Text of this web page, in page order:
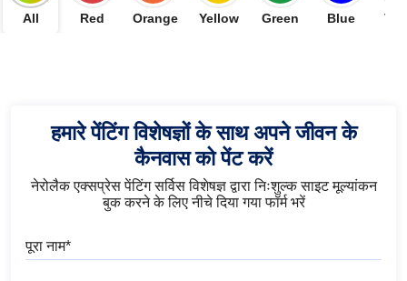
All Red Orange Yellow Green Blue
हमारे पेंटिंग विशेषज्ञों के साथ अपने जीवन के
कैनवास को पेंट करें
नेरोलैक एक्सप्रेस पेंटिंग सर्विस विशेषज्ञ द्वारा निःशुल्क साइट मूल्यांकन
बुक करने के लिए नीचे दिया गया फॉर्म भरें